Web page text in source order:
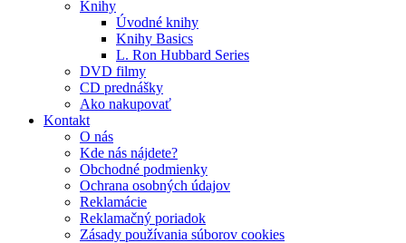
Knihy
Úvodné knihy
Knihy Basics
L. Ron Hubbard Series
DVD filmy
CD prednášky
Ako nakupovať
Kontakt
O nás
Kde nás nájdete?
Obchodné podmienky
Ochrana osobných údajov
Reklamácie
Reklamačný poriadok
Zásady používania súborov cookies